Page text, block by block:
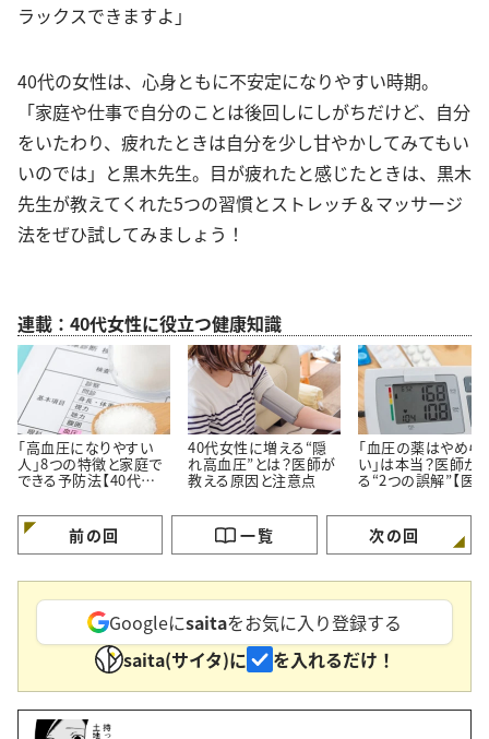
ラックスできますよ」
40代の女性は、心身ともに不安定になりやすい時期。
「家庭や仕事で自分のことは後回しにしがちだけど、自分
をいたわり、疲れたときは自分を少し甘やかしてみてもい
いのでは」と黒木先生。目が疲れたと感じたときは、黒木
先生が教えてくれた5つの習慣とストレッチ＆マッサージ
法をぜひ試してみましょう！
連載：40代女性に役立つ健康知識
「高血圧になりやすい
人」8つの特徴と家庭で
できる予防法【40代から
40代女性に増える“隠
れ高血圧”とは？医師が
教える原因と注意点
「血圧の薬はやめら
い」は本当？医師が
る“2つの誤解”【医
前の回 一覧 次の回
Googleにsaitaをお気に入り登録する
saita(サイタ)に
を入れるだけ！